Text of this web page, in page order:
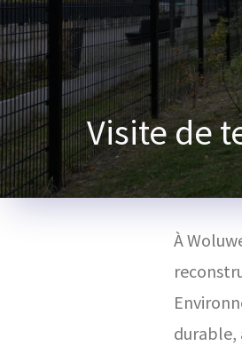
Visite de
À
durable,